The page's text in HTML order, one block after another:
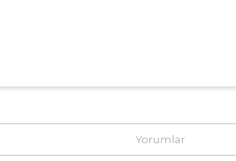
Yorumlar